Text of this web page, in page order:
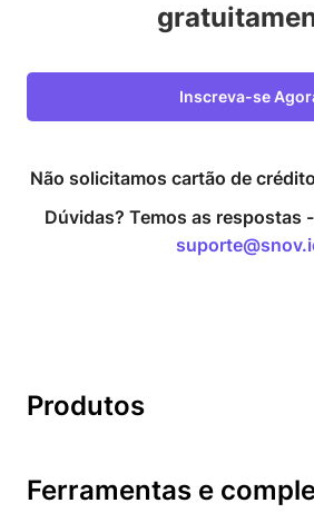
Inscreva-se
Não solicitamos cartão de
Dúvidas? Temos as respostas -
Produtos
Ferramentas e